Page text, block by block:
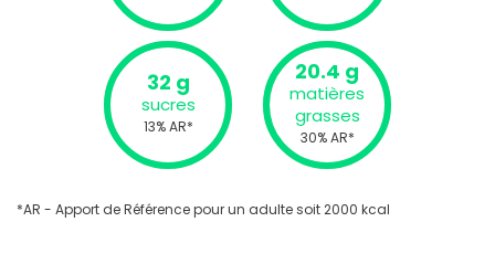
32 g
sucres
13% AR*
20.4 g
matières
grasses
30% AR*
*AR - Apport de Référence pour un adulte soit 2000 kcal